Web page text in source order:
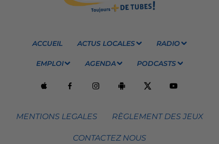
ACCUEIL ACTUS LOCALES RADIO
EMPLOI AGENDA PODCASTS
MENTIONS LEGALES RÈGLEMENT DES JEUX
CONTACTEZ NOUS